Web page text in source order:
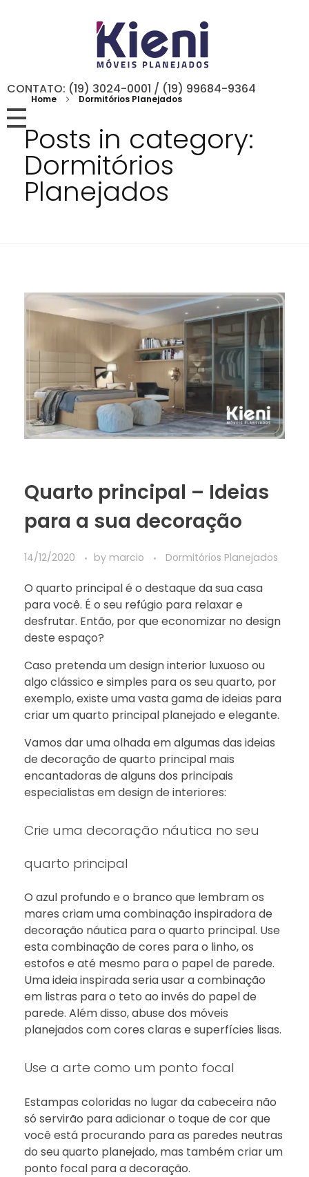
CONTATO: (19) 3024-0001 / (19) 99684-9364
Home Dormitórios Planejados
Posts in category:
Dormitórios
Planejados
Quarto principal – Ideias
para a sua decoração
14/12/2020 by marcio Dormitórios Planejados
O quarto principal é o destaque da sua casa
para você. É o seu refúgio para relaxar e
desfrutar. Então, por que economizar no design
deste espaço?
Caso pretenda um design interior luxuoso ou
algo clássico e simples para os seu quarto, por
exemplo, existe uma vasta gama de ideias para
criar um quarto principal planejado e elegante.
Vamos dar uma olhada em algumas das ideias
de decoração de quarto principal mais
encantadoras de alguns dos principais
especialistas em design de interiores:
Crie uma decoração náutica no seu
quarto principal
O azul profundo e o branco que lembram os
mares criam uma combinação inspiradora de
decoração náutica para o quarto principal. Use
esta combinação de cores para o linho, os
estofos e até mesmo para o papel de parede.
Uma ideia inspirada seria usar a combinação
em listras para o teto ao invés do papel de
parede. Além disso, abuse dos móveis
planejados com cores claras e superfícies lisas.
Use a arte como um ponto focal
Estampas coloridas no lugar da cabeceira não
só servirão para adicionar o toque de cor que
você está procurando para as paredes neutras
do seu quarto planejado, mas também criar um
ponto focal para a decoração.